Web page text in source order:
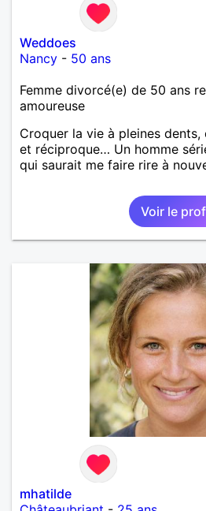
Weddoes
Nancy - 50 ans
Femme divorcé(e) de 50 ans
amoureuse
Croquer la vie à pleines dents,
et réciproque… Un homme
qui saurait me faire rire à
Voir le
mhatilde